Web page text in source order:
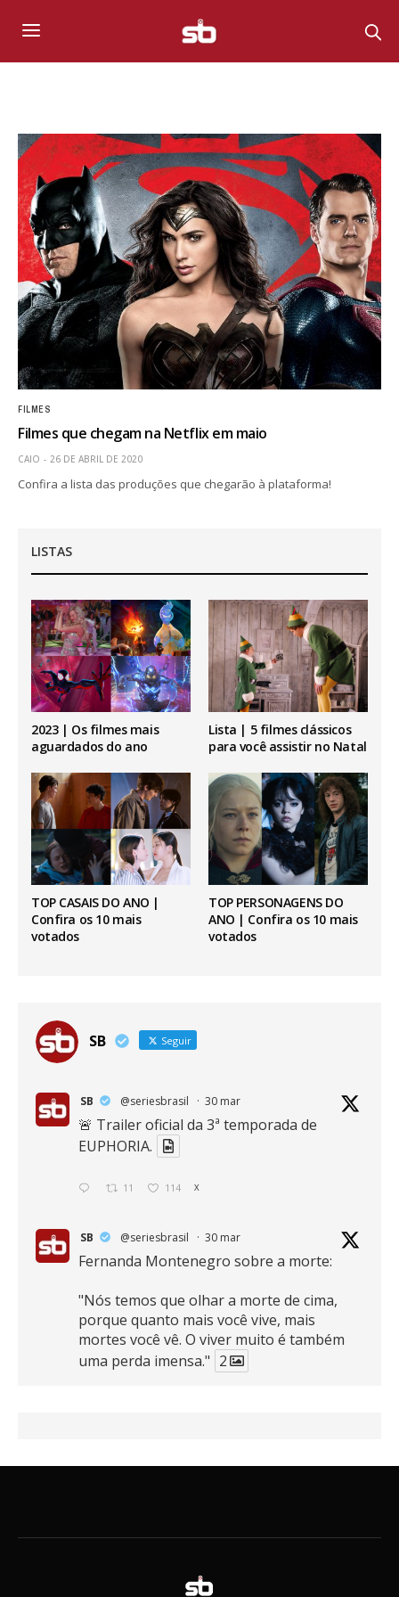
FILMES
Filmes que chegam na Netflix em maio
CAIO 26 DE ABRIL DE 2020
Confira a lista das produções que chegarão à plataforma!
LISTAS
2023 | Os filmes mais
aguardados do ano
Lista | 5 filmes clássicos
para você assistir no Natal
TOP CASAIS DO ANO |
Confira os 10 mais
votados
TOP PERSONAGENS DO
ANO | Confira os 10 mais
votados
SB Seguir
SB @seriesbrasil · 30 mar
🚨 Trailer oficial da 3ª temporada de
EUPHORIA.
11 114 X
SB @seriesbrasil · 30 mar
Fernanda Montenegro sobre a morte:
"Nós temos que olhar a morte de cima,
porque quanto mais você vive, mais
mortes você vê. O viver muito é também
uma perda imensa." 2
16 389 X
@seriesbrasil · 30 mar